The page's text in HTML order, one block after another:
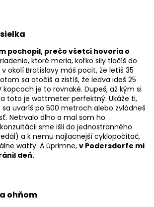
pochopil, prečo všetci hovoria o
ktoré meria, koľko sily tlačíš do
okolí Bratislavy máš pocit, že letíš 35
sa otočíš a zistíš, že ledva ideš 25
je to rovnaké. Dupeš, až kým si
toto je wattmeter perfektný. Ukáže ti,
sa uvaríš po 500 metroch alebo zvládneš
Netrvalo dlho a mal som ho
sme išli do jednostranného
a k nemu najlacnejší cyklopočítač,
watty. A úprimne,v Podersdorfe mi
deň.
ohňom